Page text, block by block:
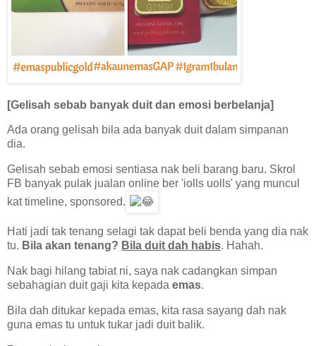
[Gelisah sebab banyak duit dan emosi berbelanja]
Ada orang gelisah bila ada banyak duit dalam simpanan
dia.
Gelisah sebab emosi sentiasa nak beli barang baru. Skrol
FB banyak pulak jualan online ber 'iolls uolls' yang muncul
kat timeline, sponsored.
Hati jadi tak tenang selagi tak dapat beli benda yang dia nak
tu. Bila akan tenang? Bila duit dah habis. Hahah.
Nak bagi hilang tabiat ni, saya nak cadangkan simpan
sebahagian duit gaji kita kepada emas.
Bila dah ditukar kepada emas, kita rasa sayang dah nak
guna emas tu untuk tukar jadi duit balik.